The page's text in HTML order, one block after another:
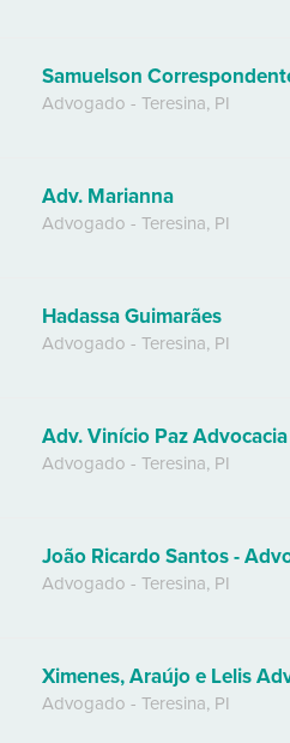
Samuelson
Advogado - Teresina, PI
Adv. Marianna
Advogado - Teresina, PI
Hadassa Guimarães
Advogado - Teresina, PI
Adv. Vinício Paz
Advogado - Teresina, PI
Advogado - Teresina, PI
Ximenes, Araújo e Lelis
Advogado - Teresina, PI